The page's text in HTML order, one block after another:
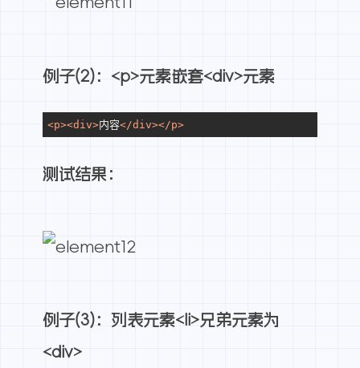
例子(2)：<p>元素嵌套<div>元素
<p><div>内容</div></p>
测试结果：
例子(3)：列表元素<li>兄弟元素为
<div>